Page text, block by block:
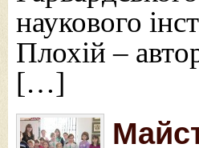
наукового
Плохій –
[…]